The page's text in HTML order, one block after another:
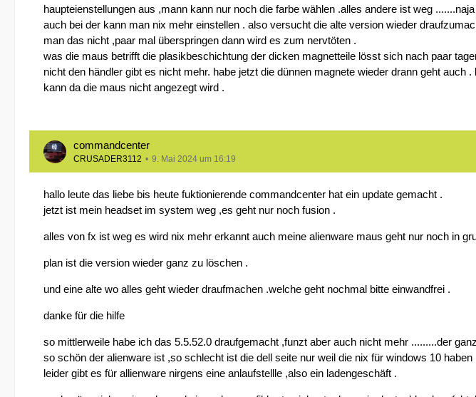
haupteienstellungen aus ,mann kann nur noch die farbe wählen .alles andere ist weg
auch bei der kann man nix mehr einstellen . also versucht die alte version wieder
man das nicht ,paar mal überspringen dann wird es zum nervtöten .
was die maus betrifft die plasikbeschichtung der dicken magnetteile lösst sich nach paar
nicht den händler gibt es nicht mehr. habe jetzt die dünnen magnete wieder drann geht
kann da die maus nicht angezegt wird .
commandcenter
CRUSADER3112 9. Mai 2024 um 16:19
hallo leute das liebe bis heute fuktionierende commandcenter hat ein update gemacht .
jetzt ist mein headset im system weg ,es geht nur noch fusion .
alles von fx ist weg es wird nix mehr erkannt auch meine alienware maus geht nur noch in
plan ist die version wieder ganz zu löschen .
und eine alte wo alles geht wieder draufmachen .welche geht nochmal bitte einwandfrei .
danke für die hilfe
so mittlerweile habe ich das 5.5.52.0 draufgemacht ,funzt aber auch nicht mehr .........der
so schön der alienware ist ,so schlecht ist die dell seite nur weil die nix für windows 10
leider gibt es für allienware nirgens eine anlaufstellle ,also ein ladengeschäft .